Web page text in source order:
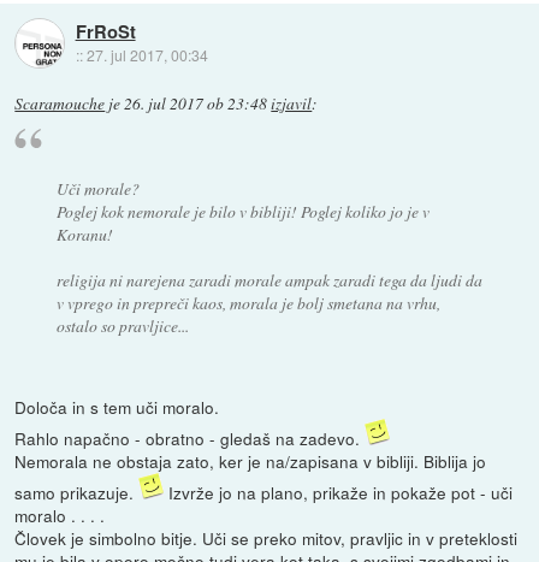
FrRoSt
::27. jul 2017, 00:34
Scaramouche je26. jul 2017 ob 23:48izjavil:
Uči morale?
Poglej kok nemorale je bilo v bibliji! Poglej koliko jo je v
Koranu!
religija ni narejena zaradi morale ampak zaradi tega da ljudi da
v vprego in prepreči kaos, morala je bolj smetana na vrhu,
ostalo so pravljice...
Določa in s tem uči moralo.
Rahlo napačno - obratno - gledaš na zadevo.
Nemorala ne obstaja zato, ker je na/zapisana v bibliji. Biblija jo
samo prikazuje.
Izvrže jo na plano, prikaže in pokaže pot - uči
moralo . . . .
Človek je simbolno bitje. Uči se preko mitov, pravljic in v preteklosti